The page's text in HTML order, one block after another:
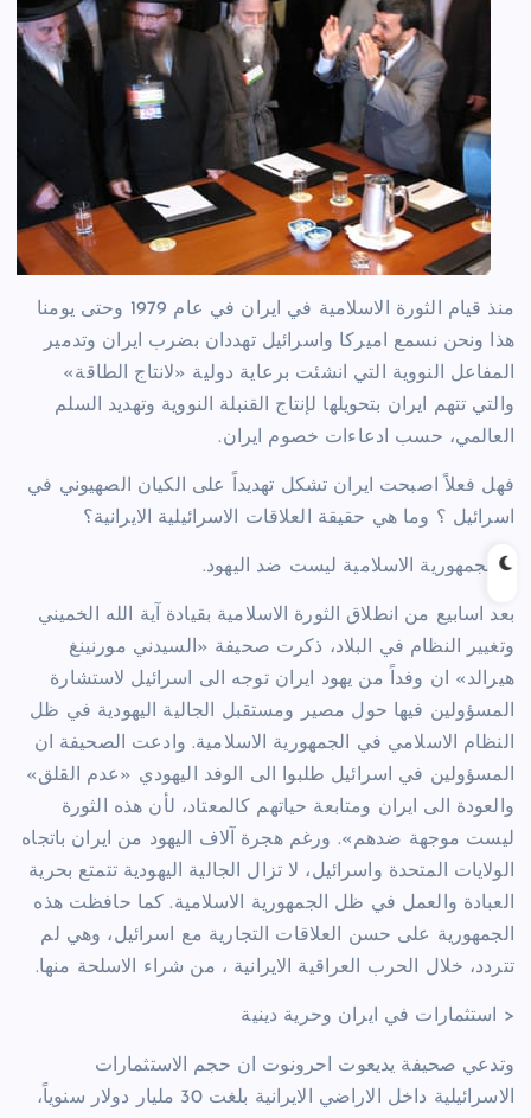
منذ قيام الثورة الاسلامية في ايران في عام 1979 وحتى يومنا
هذا ونحن نسمع اميركا واسرائيل تهددان بضرب ايران وتدمير
المفاعل النووية التي انشئت برعاية دولية «لانتاج الطاقة»
والتي تتهم ايران بتحويلها لإنتاج القنبلة النووية وتهديد السلم
العالمي، حسب ادعاءات خصوم ايران.
فهل فعلاً اصبحت ايران تشكل تهديداً على الكيان الصهيوني في
اسرائيل ؟ وما هي حقيقة العلاقات الاسرائيلية الايرانية؟
< الجمهورية الاسلامية ليست ضد اليهود.
بعد اسابيع من انطلاق الثورة الاسلامية بقيادة آية الله الخميني
وتغيير النظام في البلاد، ذكرت صحيفة «السيدني مورنينغ
هيرالد» ان وفداً من يهود ايران توجه الى اسرائيل لاستشارة
المسؤولين فيها حول مصير ومستقبل الجالية اليهودية في ظل
النظام الاسلامي في الجمهورية الاسلامية. وادعت الصحيفة ان
المسؤولين في اسرائيل طلبوا الى الوفد اليهودي «عدم القلق»
والعودة الى ايران ومتابعة حياتهم كالمعتاد، لأن هذه الثورة
ليست موجهة ضدهم». ورغم هجرة آلاف اليهود من ايران باتجاه
الولايات المتحدة واسرائيل، لا تزال الجالية اليهودية تتمتع بحرية
العبادة والعمل في ظل الجمهورية الاسلامية. كما حافظت هذه
الجمهورية على حسن العلاقات التجارية مع اسرائيل، وهي لم
تتردد، خلال الحرب العراقية الايرانية ، من شراء الاسلحة منها.
< استثمارات في ايران وحرية دينية
وتدعي صحيفة يديعوت احرونوت ان حجم الاستثمارات
الاسرائيلية داخل الاراضي الايرانية بلغت 30 مليار دولار سنوياً،